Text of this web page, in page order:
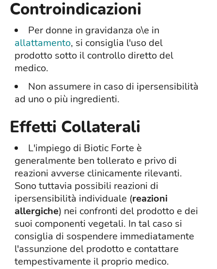
Controindicazioni
Per donne in gravidanza o\e in
allattamento, si consiglia l'uso del
prodotto sotto il controllo diretto del
medico.
Non assumere in caso di ipersensibilità
ad uno o più ingredienti.
Effetti Collaterali
L'impiego di Biotic Forte è
generalmente ben tollerato e privo di
reazioni avverse clinicamente rilevanti.
Sono tuttavia possibili reazioni di
ipersensibilità individuale (reazioni
allergiche) nei confronti del prodotto e dei
suoi componenti vegetali. In tal caso si
consiglia di sospendere immediatamente
l'assunzione del prodotto e contattare
tempestivamente il proprio medico.